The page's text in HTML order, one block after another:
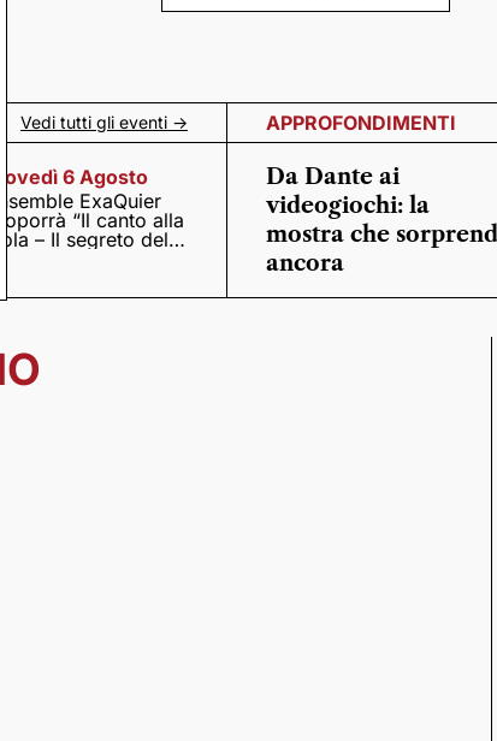
Vedi tutti gli eventi ->
6 Agosto
ExaQuier
“Il canto alla
– Il segreto del
APPROFONDIMENTI
Da Dante ai
videogiochi: la
mostra che
ancora